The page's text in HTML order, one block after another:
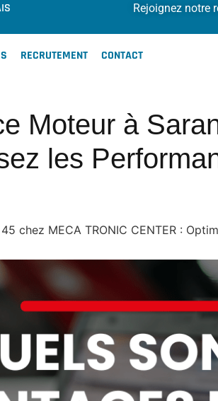
Rejoignez notre
RECRUTEMENT CONTACT
Moteur à
les
chez MECA TRONIC CENTER :